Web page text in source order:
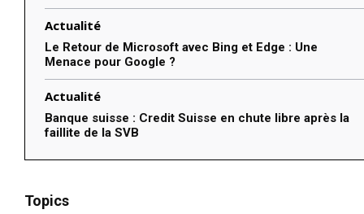
Actualité
Le Retour de Microsoft avec Bing et Edge : Une
Menace pour Google ?
Actualité
Banque suisse : Credit Suisse en chute libre après la
faillite de la SVB
Topics